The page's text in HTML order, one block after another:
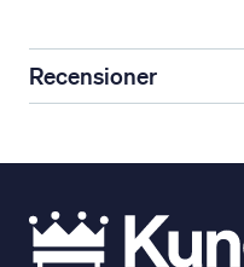
Recensioner